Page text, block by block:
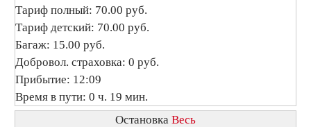
Тариф полный: 70.00 руб.
Тариф детский: 70.00 руб.
Багаж: 15.00 руб.
Добровол. страховка: 0 руб.
Прибытие: 12:09
Время в пути: 0 ч. 19 мин.
Остановка Весь